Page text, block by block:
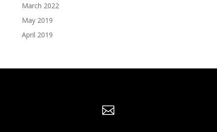
March 2022
May 2019
April 2019
